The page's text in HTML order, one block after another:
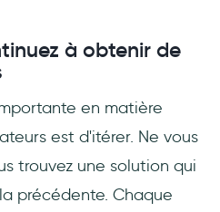
à obtenir de
en matière
est d'itérer. Ne vous
trouvez une solution qui
précédente. Chaque